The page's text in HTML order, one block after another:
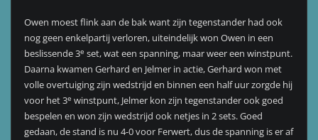
Owen moest flink aan de bak want zijn tegenstander had ook
nog geen enkelpartij verloren, uiteindelijk won Owen in een
beslissende 3e set, wat een spanning, maar weer een winstpunt.
Daarna kwamen Gerhard en Jelmer in actie, Gerhard won met
volle overtuiging zijn wedstrijd en binnen een half uur zorgde hij
voor het 3e winstpunt, Jelmer kon zijn tegenstander ook goed
bespelen en won zijn wedstrijd ook netjes in 2 sets. Goed
gedaan, de stand is nu 4-0 voor Ferwert, dus de spanning is er af